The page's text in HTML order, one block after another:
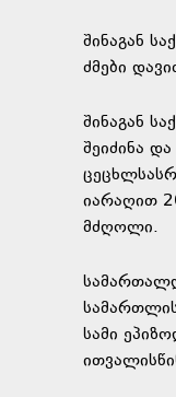
შინაგან
ძმები
შინაგან
შეიძინა
იარაღით
მძღოლი.
სამი